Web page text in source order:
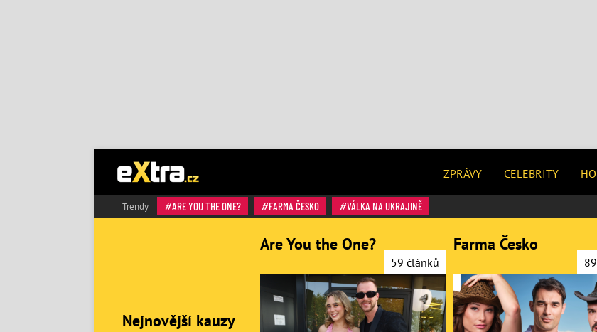
ZPRÁVY CELEBRITY
Trendy ARE YOU THE ONE? FARMA ČESKO VÁLKA NA UKRAJINĚ
Nejnovější kauzy
Are You the One?
59 článků
Farma Česko